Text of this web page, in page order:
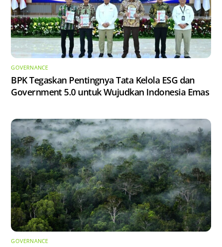
GOVERNANCE
BPK Tegaskan Pentingnya Tata Kelola ESG dan
Government 5.0 untuk Wujudkan Indonesia Emas
GOVERNANCE